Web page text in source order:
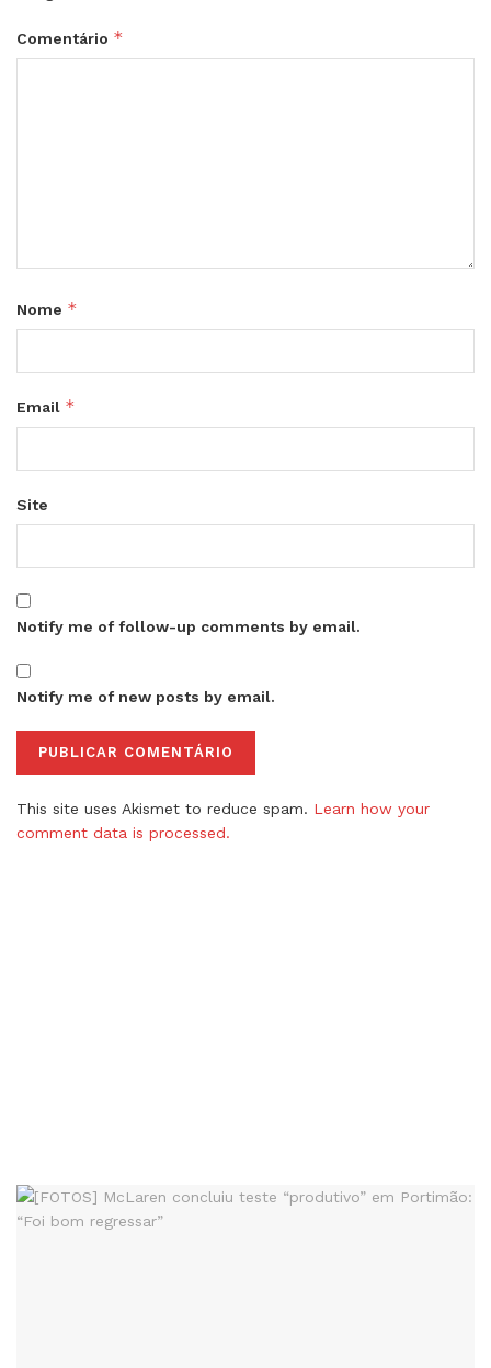
Comentário *
Nome *
Email *
Site
Notify me of follow-up comments by email.
Notify me of new posts by email.
This site uses Akismet to reduce spam. Learn how your
comment data is processed.